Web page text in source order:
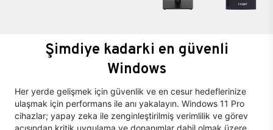
Şimdiye kadarki en güvenli
Windows
Her yerde gelişmek için güvenlik ve en cesur hedeflerinize
ulaşmak için performans ile anı yakalayın. Windows 11 Pro
cihazlar; yapay zeka ile zenginleştirilmiş verimlilik ve görev
açısından kritik uygulama ve donanımlar dahil olmak üzere